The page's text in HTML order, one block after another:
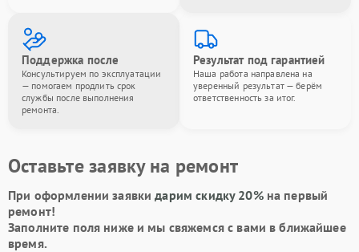
Поддержка после
Консультируем по эксплуатации
— помогаем продлить срок
службы после выполнения
ремонта.
Результат под гарантией
Наша работа направлена на
уверенный результат — берём
ответственность за итог.
Оставьте заявку на ремонт
При оформлении заявкидарим скидку 20%на первый
ремонт!
Заполните поля ниже и мы свяжемся с вами в ближайшее
время.